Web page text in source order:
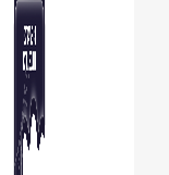
FÜR FACHKREISE